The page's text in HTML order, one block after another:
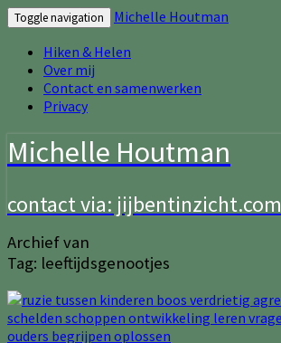
Toggle navigation
Michelle Houtman
Hiken & Helen
Over mij
Contact en samenwerken
Privacy
Michelle Houtman
contact via: jijbentinzicht.com
Archief van
Tag: leeftijdsgenootjes